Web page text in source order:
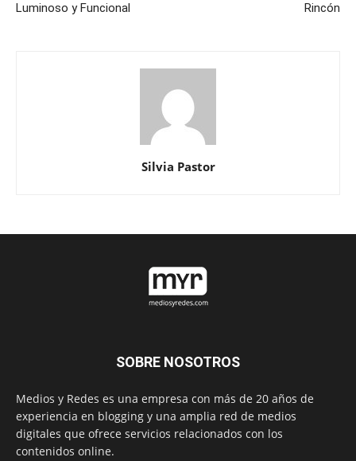
Luminoso y Funcional
Rincón
Silvia Pastor
SOBRE NOSOTROS
Medios y Redes es una empresa con más de 20 años de
experiencia en blogging y una amplia red de medios
digitales que ofrece servicios relacionados con los
contenidos online.